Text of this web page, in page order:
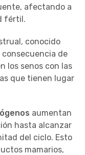
afectando a
fértil.
conocido
consecuencia de
los senos con las
que tienen lugar
aumentan
hasta alcanzar
del ciclo. Esto
mamarios,